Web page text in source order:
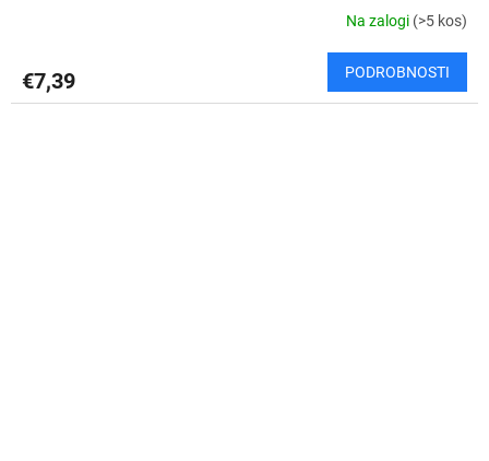
Na zalogi (>5 kos)
€7,39 PODROBNOSTI